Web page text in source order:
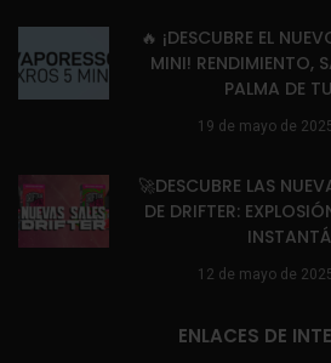
🔥 ¡DESCUBRE EL
MINI! RENDIMIENTO,
PALMA DE
19 de mayo de
🚀DESCUBRE LAS
DE DRIFTER:
12 de mayo de
ENLACES DE